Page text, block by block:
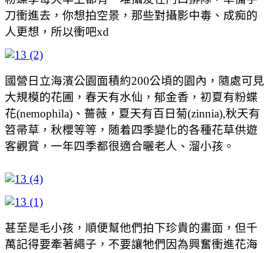
刀衝進去，你想拍空景，那些對攝影中毒、成痴的
人更想，所以衝吧xd
國營日立海濱公園面積約200公頃的園內，隨處可見
大規模的花圃，春天有水仙，郁金香，初夏有粉蝶
花(nemophila)、薔薇，夏天有百日菊(zinnia),秋天有
笤帚草，秋櫻等等，随着四季變化的各種花草供遊
客觀賞，一年四季都很適合曬老人、溜小孩。
甚至是毛小孩，順便幫他們拍下珍貴的畫面，但千
萬記得要牽著繩子，不要讓牠們因為興奮衝進花海